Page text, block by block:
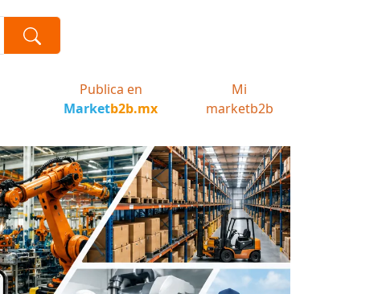
Publica en
Marketb2b.mx
Mi
marketb2b